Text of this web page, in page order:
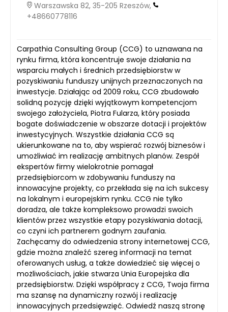
Warszawska 82, 35-205 Rzeszów,
+48660778116
Carpathia Consulting Group (CCG) to uznawana na
rynku firma, która koncentruje swoje działania na
wsparciu małych i średnich przedsiębiorstw w
pozyskiwaniu funduszy unijnych przeznaczonych na
inwestycje. Działając od 2009 roku, CCG zbudowało
solidną pozycję dzięki wyjątkowym kompetencjom
swojego założyciela, Piotra Fularza, który posiada
bogate doświadczenie w obszarze dotacji i projektów
inwestycyjnych. Wszystkie działania CCG są
ukierunkowane na to, aby wspierać rozwój biznesów i
umożliwiać im realizację ambitnych planów. Zespół
ekspertów firmy wielokrotnie pomagał
przedsiębiorcom w zdobywaniu funduszy na
innowacyjne projekty, co przekłada się na ich sukcesy
na lokalnym i europejskim rynku. CCG nie tylko
doradza, ale także kompleksowo prowadzi swoich
klientów przez wszystkie etapy pozyskiwania dotacji,
co czyni ich partnerem godnym zaufania.
Zachęcamy do odwiedzenia strony internetowej CCG,
gdzie można znaleźć szereg informacji na temat
oferowanych usług, a także dowiedzieć się więcej o
możliwościach, jakie stwarza Unia Europejska dla
przedsiębiorstw. Dzięki współpracy z CCG, Twoja firma
ma szansę na dynamiczny rozwój i realizację
innowacyjnych przedsięwzięć. Odwiedź naszą stronę